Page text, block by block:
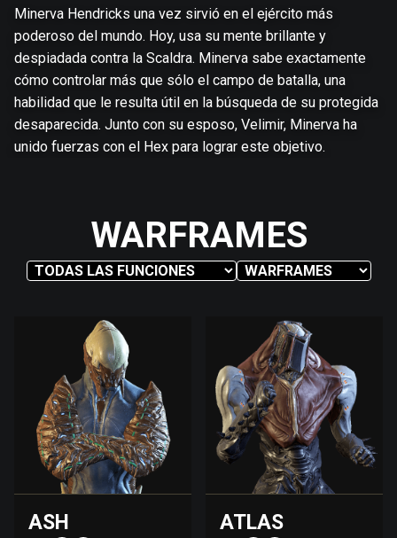
Minerva Hendricks una vez sirvió en el ejército más
poderoso del mundo. Hoy, usa su mente brillante y
despiadada contra la Scaldra. Minerva sabe exactamente
cómo controlar más que sólo el campo de batalla, una
habilidad que le resulta útil en la búsqueda de su protegida
desaparecida. Junto con su esposo, Velimir, Minerva ha
unido fuerzas con el Hex para lograr este objetivo.
WARFRAMES
ASH ATLAS